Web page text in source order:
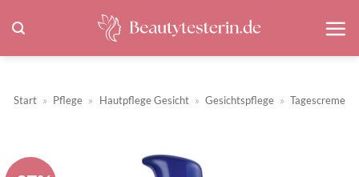
Inhalt
springen
Start » Pflege » Hautpflege Gesicht » Gesichtspflege » Tagescreme